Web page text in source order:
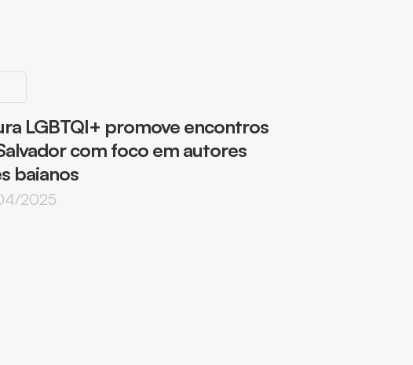
LGBTQI+ promove encontros
com foco em autores
baianos
2025